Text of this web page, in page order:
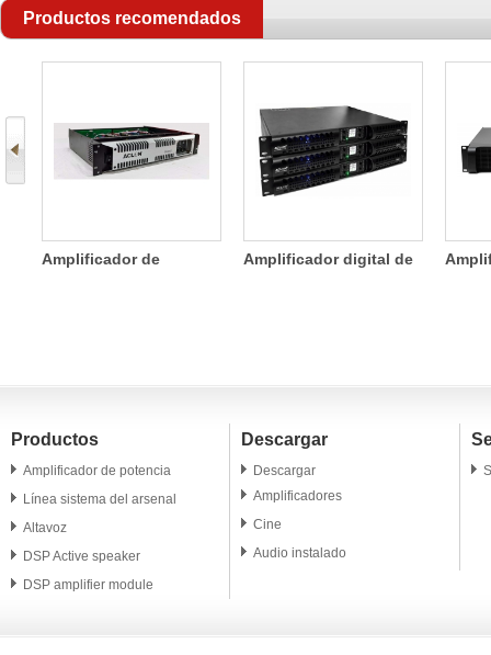
Productos recomendados
Amplificador de
Amplificador digital de
Productos
Amplificador de potencia
Línea sistema del arsenal
Altavoz
DSP Active speaker
DSP amplifier module
Descargar
Descargar
Amplificadores
Cine
Audio instalado